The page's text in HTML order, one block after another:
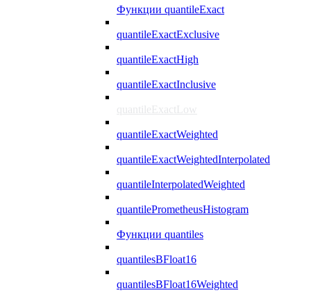
Функции quantileExact
quantileExactExclusive
quantileExactHigh
quantileExactInclusive
quantileExactLow
quantileExactWeighted
quantileExactWeightedInterpolated
quantileInterpolatedWeighted
quantilePrometheusHistogram
Функции quantiles
quantilesBFloat16
quantilesBFloat16Weighted